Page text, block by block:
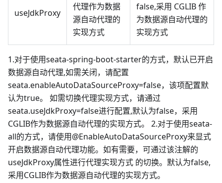
useJdkProxy
代理作为数据
源自动代理的
实现方式
false,采用 CGLIB 作
为数据源自动代理的
实现方式
1.对于使用seata-spring-boot-starter的方式，默认已开启
数据源自动代理,如需关闭，请配置
seata.enableAutoDataSourceProxy=false，该项配置默
认为true。 如需切换代理实现方式，请通过
seata.useJdkProxy=false进行配置,默认为false，采用
CGLIB作为数据源自动代理的实现方式。 2.对于使用seata-
all的方式，请使用@EnableAutoDataSourceProxy来显式
开启数据源自动代理功能。如有需要，可通过该注解的
useJdkProxy属性进行代理实现方式 的切换。默认为false,
采用CGLIB作为数据源自动代理的实现方式。